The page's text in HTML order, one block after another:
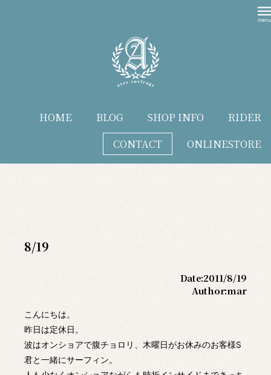
HOME BLOG SHOP INFO
RIDER
CONTACT
ONLINESTORE
8/19
Date:2011/8/19
Author:mar
こんにちは。
昨日は定休日。
波はオンショアで腹チョロリ、木曜日がお休みのお客様S
君と一緒にサーフィン。